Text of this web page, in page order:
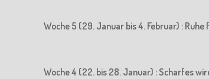
Woche 5 (29. Januar bis 4. Februar) :
Woche 4 (22. bis 28. Januar) : Scharfes